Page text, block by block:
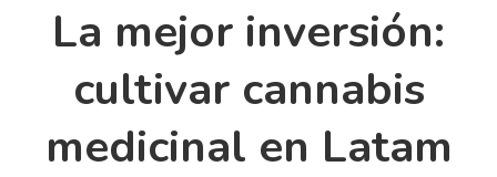
La mejor inversión:
cultivar cannabis
medicinal en Latam